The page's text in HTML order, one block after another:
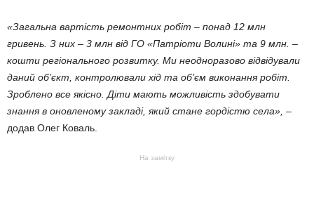
«Загальна вартість ремонтних робіт – понад 12 млн
гривень. З них – 3 млн від ГО «Патріоти Волині» та 9 млн. –
кошти регіонального розвитку. Ми неодноразово відвідували
даний об’єкт, контролювали хід та об’єм виконання робіт.
Зроблено все якісно. Діти мають можливість здобувати
знання в оновленому закладі, який стане гордістю села», –
додав Олег Коваль.
На замітку